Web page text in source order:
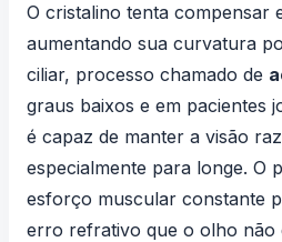
O cristalino tenta compensar
aumentando sua curvatura
ciliar, processo chamado de
graus baixos e em pacientes
é capaz de manter a visão
especialmente para longe. O
esforço muscular constante
erro refrativo que o olho não